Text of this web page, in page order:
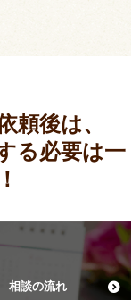
頼後は、
る必要は一
相談の流れ